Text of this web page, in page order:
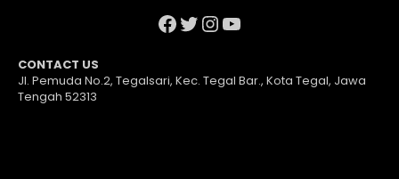
Facebook
Twitter
Instagram
YouTube
CONTACT US
Jl. Pemuda No.2, Tegalsari, Kec. Tegal Bar., Kota Tegal, Jawa
Tengah 52313